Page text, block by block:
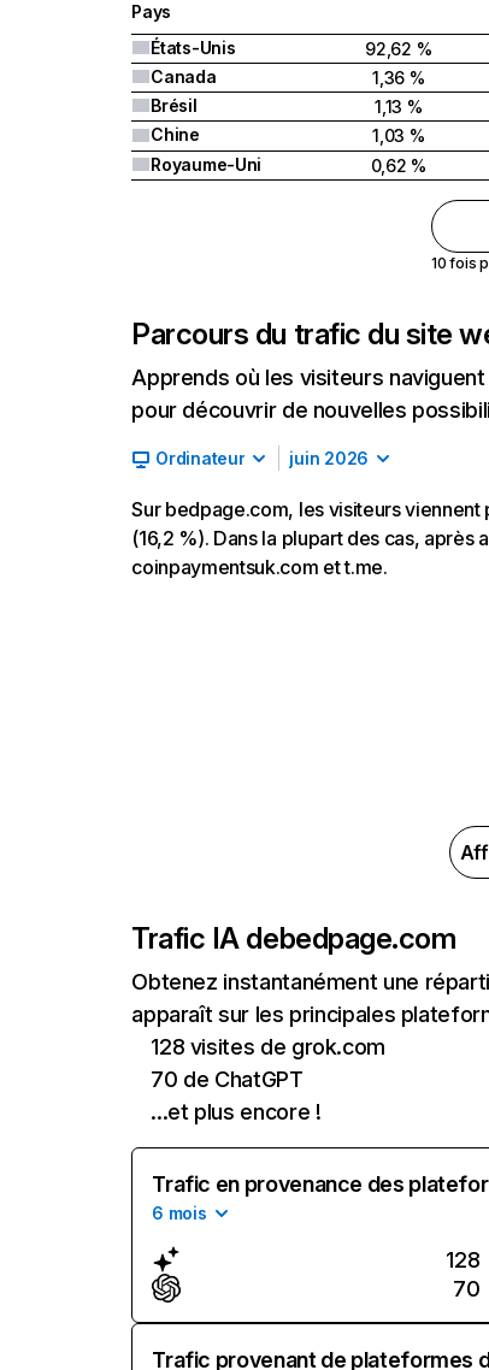
Pays
États-Unis
92,62 %
Canada
1,36 %
Brésil
1,13 %
Chine
1,03 %
Royaume-Uni
0,62 %
10 fois
Parcours du trafic du site
Apprends où les visiteurs
pour découvrir de nouvelles
Ordinateur juin 2026
Sur bedpage.com, les visiteurs
(16,2 %). Dans la plupart des cas,
coinpaymentsuk.com et t.me.
Trafic IA debedpage.com
Obtenez instantanément une
apparaît sur les principales
128 visites de grok.com
70 de ChatGPT
...et plus encore !
Trafic en provenance des
6 mois
128
70
Trafic provenant de plateformes